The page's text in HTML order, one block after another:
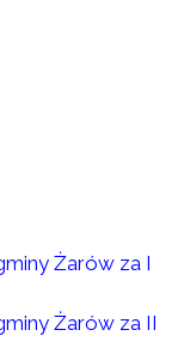
Żarów za I
Żarów za II